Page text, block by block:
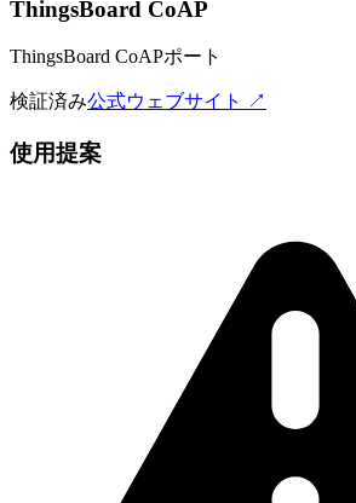
ThingsBoard CoAP
ThingsBoard CoAPポート
検証済み公式ウェブサイト ↗
使用提案